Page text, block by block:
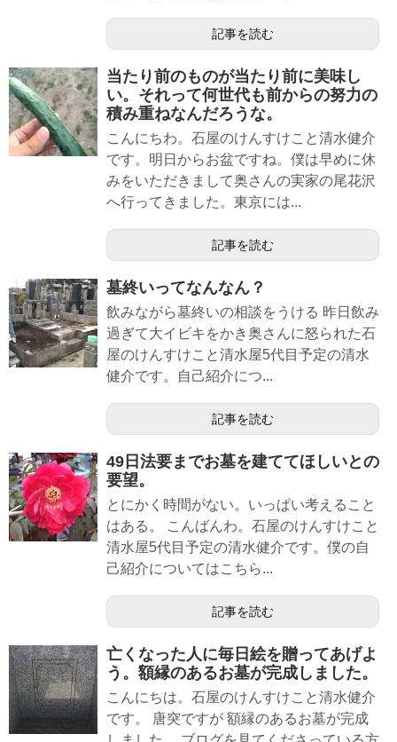
記事を読む
当たり前のものが当たり前に美味し
い。それって何世代も前からの努力の
積み重ねなんだろうな。
こんにちわ。石屋のけんすけこと清水健介
です。明日からお盆ですね。僕は早めに休
みをいただきまして奥さんの実家の尾花沢
へ行ってきました。東京には...
記事を読む
墓終いってなんなん？
飲みながら墓終いの相談をうける 昨日飲み
過ぎて大イビキをかき奥さんに怒られた石
屋のけんすけこと清水屋5代目予定の清水
健介です。自己紹介につ...
記事を読む
49日法要までお墓を建ててほしいとの
要望。
とにかく時間がない。いっぱい考えること
はある。 こんばんわ。石屋のけんすけこと
清水屋5代目予定の清水健介です。僕の自
己紹介についてはこちら...
記事を読む
亡くなった人に毎日絵を贈ってあげよ
う。額縁のあるお墓が完成しました。
こんにちは。石屋のけんすけこと清水健介
です。 唐突ですが 額縁のあるお墓が完成